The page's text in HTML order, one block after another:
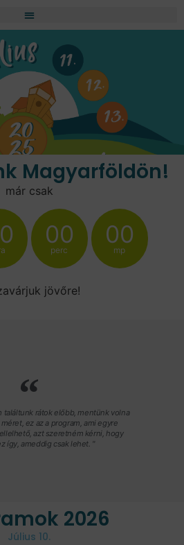
Magyarföldön!
már csak
00
perc
00
mp
jövőre!
találtunk rátok előbb, mentünk volna
méret, ez az a program, ami egyre
azt szeretném kérni, hogy
így, ameddig csak lehet. "
2026
Július 10.